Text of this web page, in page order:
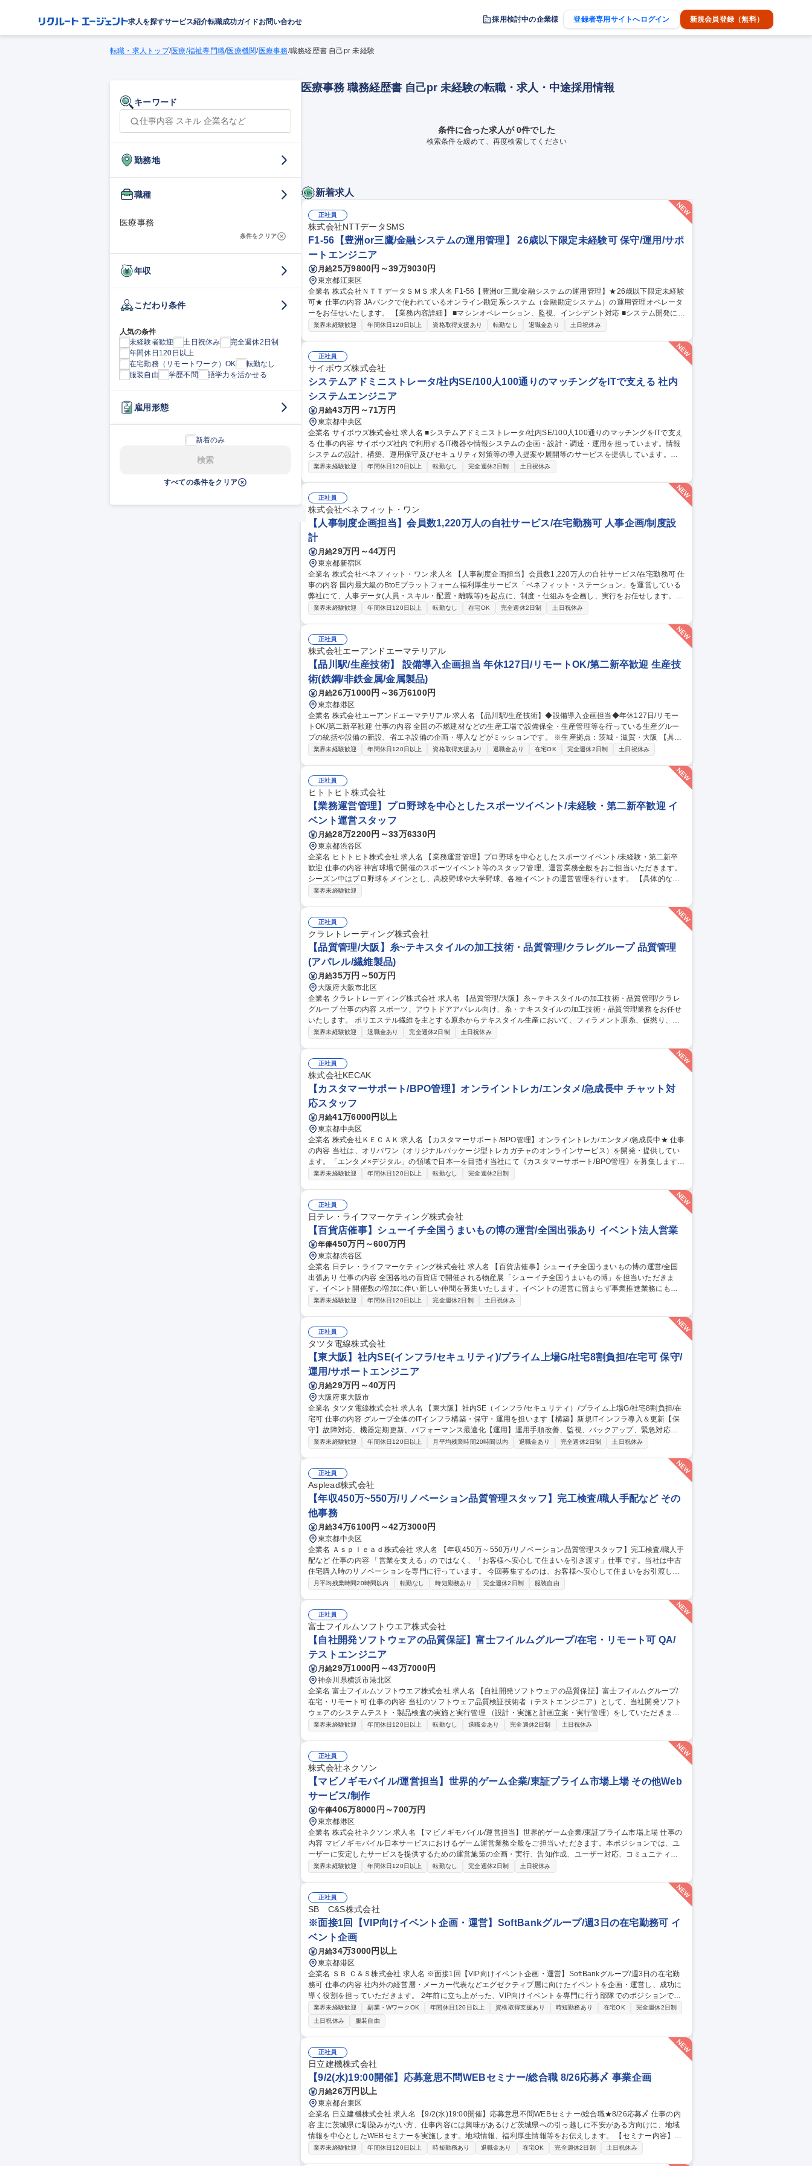
求人を探すサービス紹介転職成功ガイドお問い合わせ 採用検討中の企業様 登録者専用サイトへログイン 新規会員登録（無料）
転職・求人トップ/医療/福祉専門職/医療機関/医療事務/職務経歴書 自己pr 未経験
キーワード
勤務地
職種
医療事務
条件をクリア
年収
こだわり条件
人気の条件
未経験者歓迎
土日祝休み
完全週休2日制
年間休日120日以上
在宅勤務（リモートワーク）OK
転勤なし
服装自由
学歴不問 語学力を活かせる
雇用形態
新着のみ
検索
すべての条件をクリア
医療事務 職務経歴書 自己pr 未経験の転職・求人・中途採用情報
条件に合った求人が 0件でした
検索条件を緩めて、再度検索してください
新着求人
正社員
株式会社NTTデータSMS
F1-56【豊洲or三鷹/金融システムの運用管理】 26歳以下限定未経験可 保守/運用/サポ
ートエンジニア
月給25万9800円～39万9030円
東京都江東区
企業名 株式会社ＮＴＴデータＳＭＳ 求人名 F1-56【豊洲or三鷹/金融システムの運用管理】★26歳以下限定未経験
可★ 仕事の内容 JAバンクで使われているオンライン勘定系システム（金融勘定システム）の運用管理オペレータ
ーをお任せいたします。 【業務内容詳細】 ■マシンオペレーション、監視、インシデント対応 ■システム開発に伴
う運用受け入れ推進 ■改善活動、各種報告書作成 【業務の魅力】 ITILに基づいた大規模金融システムの運用業務
業界未経験歓迎 年間休日120日以上 資格取得支援あり 転勤なし 退職金あり 土日祝休み
正社員
サイボウズ株式会社
システムアドミニストレータ/社内SE/100人100通りのマッチングをITで支える 社内
システムエンジニア
月給43万円～71万円
東京都中央区
企業名 サイボウズ株式会社 求人名 ■システムアドミニストレータ/社内SE/100人100通りのマッチングをITで支え
る 仕事の内容 サイボウズ社内で利用するIT機器や情報システムの企画・設計・調達・運用を担っています。情報
システムの設計、構築、運用保守及びセキュリティ対策等の導入提案や展開等のサービスを提供しています。
【業務内容】■サイボウズの働き方を支えるITシステムの設計/構築/運用保守■社内用IaaS/SaaS/Idpの設計/構築/運
※当社の企業理念を実現するための社内環境づくり、つまり「チームワークあふれる“会社”を創る」ために「いつ
でも、どこでも、誰とでも、最高の仕事ができるITを提供する」をミッションとしています 募集職種 ■システムア
ドミニストレータ/社内SE/100人100通りのマッチングをITで支える
業界未経験歓迎 年間休日120日以上 転勤なし 完全週休2日制 土日祝休み
正社員
株式会社ベネフィット・ワン
【人事制度企画担当】会員数1,220万人の自社サービス/在宅勤務可 人事企画/制度設
計
月給29万円～44万円
東京都新宿区
企業名 株式会社ベネフィット・ワン 求人名 【人事制度企画担当】会員数1,220万人の自社サービス/在宅勤務可 仕
事の内容 国内最大級のBtoEプラットフォーム福利厚生サービス「ベネフィット・ステーション」を運営している
弊社にて、人事データ(人員・スキル・配置・離職等)を起点に、制度・仕組みを企画し、実行をお任せします。
【詳細】■人事制度(等級・評価・報酬等)の企画・改定・運用■要員計画・人員管理の高度化、モニタリング■人事
事発令・データ管理■人事システム運用改善■雇用契約管理■労務相談・リスク対応※ご経験が少ない場合は育成し
ていきますのでご安心ください※経験に応じ給与や勤怠、福利厚生制度の運用実務もお任せ。 募集職種 【人事制
度企画担当】会員数1,220万人の自社サービス/在宅勤務可
業界未経験歓迎 年間休日120日以上 転勤なし 在宅OK 完全週休2日制 土日祝休み
正社員
株式会社エーアンドエーマテリアル
【品川駅/生産技術】 設備導入企画担当 年休127日/リモートOK/第二新卒歓迎 生産技
術(鉄鋼/非鉄金属/金属製品)
月給26万1000円～36万6100円
東京都港区
企業名 株式会社エーアンドエーマテリアル 求人名 【品川駅/生産技術】◆設備導入企画担当◆年休127日/リモー
トOK/第二新卒歓迎 仕事の内容 全国の不燃建材などの生産工場で設備保全・生産管理等を行っている生産グルー
プの統括や設備の新設、省エネ設備の企画・導入などがミッションです。 ※生産拠点：茨城・滋賀・大阪 【具体
的には】工事や設備リニューアルの審査・稟議対応／新しい省エネ・省人設備などの検討・紹介・導入／新設備
◆設備導入企画担当◆年休127日/リモートOK/第二新卒歓迎
業界未経験歓迎 年間休日120日以上 資格取得支援あり 退職金あり 在宅OK 完全週休2日制 土日祝休み
正社員
ヒトトヒト株式会社
【業務運営管理】プロ野球を中心としたスポーツイベント/未経験・第二新卒歓迎 イ
ベント運営スタッフ
月給28万2200円～33万6330円
東京都渋谷区
企業名 ヒトトヒト株式会社 求人名 【業務運営管理】プロ野球を中心としたスポーツイベント/未経験・第二新卒
歓迎 仕事の内容 神宮球場で開催のスポーツイベント等のスタッフ管理、運営業務全般をおご担当いただきます。
シーズン中はプロ野球をメインとし、高校野球や大学野球、各種イベントの運営管理を行います。 【具体的な業
務】 ・各担当エリアのマネジメント（スタッフ・整備・物販・イベント） ・アルバイトの手配、現場での指示だ
験の方も安心です！ 募集職種 【業務運営管理】プロ野球を中心としたスポーツイベント/未経験・第二新卒歓迎
業界未経験歓迎
正社員
クラレトレーディング株式会社
【品質管理/大阪】糸~テキスタイルの加工技術・品質管理/クラレグループ 品質管理
(アパレル/繊維製品)
月給35万円～50万円
大阪府大阪市北区
企業名 クラレトレーディング株式会社 求人名 【品質管理/大阪】糸～テキスタイルの加工技術・品質管理/クラレ
グループ 仕事の内容 スポーツ、アウトドアアパレル向け、糸・テキスタイルの加工技術・品質管理業務をお任せ
いたします。 ポリエステル繊維を主とする原糸からテキスタイル生産において、フィラメント原糸、仮撚り、紡
績、織、編、染などの協力外注工場と連携し、加工技術対応や品質管理に従事。 ■出張：主に国内 3回前後/月。海
業界未経験歓迎 退職金あり 完全週休2日制 土日祝休み
正社員
株式会社KECAK
【カスタマーサポート/BPO管理】オンライントレカ/エンタメ/急成長中 チャット対
応スタッフ
月給41万6000円以上
東京都中央区
企業名 株式会社ＫＥＣＡＫ 求人名 【カスタマーサポート/BPO管理】オンライントレカ/エンタメ/急成長中★ 仕事
の内容 当社は、オリパワン（オリジナルパッケージ型トレカガチャのオンラインサービス）を開発・提供してい
ます。「エンタメ×デジタル」の領域で日本一を目指す当社にて《カスタマーサポート/BPO管理》を募集します！
社内CSチームの一員としてBPO（外部委託先）の管理・育成をご担当。品質管理や教育、社内連携を通じサービ
新 ■対応品質モニタリング・SLA/KPI管理 ■トレーニング実施・フィードバック 【仕事の魅力】急成長組織でCS
の仕組み化に挑戦でき、ユーザーの熱量を直に感じながら体験価値向上に貢献できます。 募集職種 【カスタマー
サポート/BPO管理】オンライントレカ/エンタメ/急成長中★
業界未経験歓迎 年間休日120日以上 転勤なし 完全週休2日制
正社員
日テレ・ライフマーケティング株式会社
【百貨店催事】シューイチ全国うまいもの博の運営/全国出張あり イベント法人営業
年俸450万円～600万円
東京都渋谷区
企業名 日テレ・ライフマーケティング株式会社 求人名 【百貨店催事】シューイチ全国うまいもの博の運営/全国
出張あり 仕事の内容 全国各地の百貨店で開催される物産展「シューイチ全国うまいもの博」を担当いただきま
す。イベント開催数の増加に伴い新しい仲間を募集いたします。イベントの運営に留まらず事業推進業務にも携
わっていただきます ■「シューイチ全国うまいもの博」の運営 ※メイン業務 1.イベントへの出店社誘致および管
シューイチ全国うまいもの博の運営/全国出張あり
業界未経験歓迎 年間休日120日以上 完全週休2日制 土日祝休み
正社員
タツタ電線株式会社
【東大阪】社内SE(インフラ/セキュリティ)/プライム上場G/社宅8割負担/在宅可 保守/
運用/サポートエンジニア
月給29万円～40万円
大阪府東大阪市
企業名 タツタ電線株式会社 求人名 【東大阪】社内SE（インフラ/セキュリティ）/プライム上場G/社宅8割負担/在
宅可 仕事の内容 グループ全体のITインフラ構築・保守・運用を担います【構築】新規ITインフラ導入＆更新【保
守】故障対応、機器定期更新、パフォーマンス最適化【運用】運用手順改善、監視、バックアップ、緊急対応、
ヘルプデスク 一般的なシステム開発は対応せず、主にサーバ、セキュリティ、ネットワーク、IT端末管理をお願
MS(ISO/IEC 22301)関連 ・ITベンダー対応（製品調査・購入・納品対応、営業・技術担当とのやりとり等） ・新
規ITソリューションの調査、導入検討 ・外注パートナー対応（問題点の整理と説明、成果物のレビュー） 募集職
種 【東大阪】社内SE（インフラ/セキュリティ）/プライム上場G/社宅8割負担/在宅可
業界未経験歓迎 年間休日120日以上 月平均残業時間20時間以内 退職金あり 完全週休2日制 土日祝休み
正社員
Asplead株式会社
【年収450万~550万/リノベーション品質管理スタッフ】完工検査/職人手配など その
他事務
月給34万6100円～42万3000円
東京都中央区
企業名 Ａｓｐｌｅａｄ株式会社 求人名 【年収450万～550万/リノベーション品質管理スタッフ】完工検査/職人手
配など 仕事の内容 「営業を支える」のではなく、「お客様へ安心して住まいを引き渡す」仕事です。当社は中古
住宅購入時のリノベーションを専門に行っています。 今回募集するのは、お客様へ安心して住まいをお引渡しす
るために 欠かせない品質管理・現場サポートスタッフです。工事がスムーズに進むよう現場を支え、施工品質を
■職人への是正依頼■是正工事の日程調整■工事申請書類の作成・提出 ■近隣へのご挨拶■キーボックスの回収など
★外回りが中心/社用車で現場を巡回します。iPad支給で現場でも書類作成や写真管理が可能です。 募集職種 【年
収450万～550万/リノベーション品質管理スタッフ】完工検査/職人手配など
月平均残業時間20時間以内 転勤なし 時短勤務あり 完全週休2日制 服装自由
正社員
富士フイルムソフトウエア株式会社
【自社開発ソフトウェアの品質保証】富士フイルムグループ/在宅・リモート可 QA/
テストエンジニア
月給29万1000円～43万7000円
神奈川県横浜市港北区
企業名 富士フイルムソフトウエア株式会社 求人名 【自社開発ソフトウェアの品質保証】富士フイルムグループ/
在宅・リモート可 仕事の内容 当社のソフトウェア品質検証技術者（テストエンジニア）として、当社開発ソフト
ウェアのシステムテスト・製品検査の実施と実行管理 （設計・実施と計画立案・実行管理）をしていただきま
す。 【業務詳細】品質・効率（ex. テスト自動化）の向上や、今後のCloud/AI/IoT/DevOps時代のテスト・品質保
【自社開発ソフトウェアの品質保証】富士フイルムグループ/在宅・リモート可
業界未経験歓迎 年間休日120日以上 転勤なし 退職金あり 完全週休2日制 土日祝休み
正社員
株式会社ネクソン
【マビノギモバイル/運営担当】世界的ゲーム企業/東証プライム市場上場 その他Web
サービス/制作
年俸406万8000円～700万円
東京都港区
企業名 株式会社ネクソン 求人名 【マビノギモバイル/運営担当】世界的ゲーム企業/東証プライム市場上場 仕事の
内容 マビノギモバイル日本サービスにおけるゲーム運営業務全般をご担当いただきます。本ポジションでは、ユ
ーザーに安定したサービスを提供するための運営施策の企画・実行、告知作成、ユーザー対応、コミュニティ運
営 など、Liveサービス運営に関わる幅広い業務をご担当いただきます。 また、ゲーム内イベントと連動したSNS
場
業界未経験歓迎 年間休日120日以上 転勤なし 完全週休2日制 土日祝休み
正社員
SB C&S株式会社
※面接1回【VIP向けイベント企画・運営】SoftBankグループ/週3日の在宅勤務可 イ
ベント企画
月給34万3000円以上
東京都港区
企業名 ＳＢ Ｃ＆Ｓ株式会社 求人名 ※面接1回【VIP向けイベント企画・運営】SoftBankグループ/週3日の在宅勤
務可 仕事の内容 社内外の経営層・メーカー代表などエグゼクティブ層に向けたイベントを企画・運営し、成功に
導く役割を担っていただきます。 2年前に立ち上がった、VIP向けイベントを専門に行う部隊でのポジションで
す。イベント開催回数も年々増加傾向にあり、より多くの方々に感動と体験を届けるため、組織体制の強化に向
けた採用となります。 【詳細】社内外の各種イベントの企画・運営サポート、VIPイベントの進行管理、イベント
当日の運営・調整、関係各所とのコミュニケーション等 募集職種 ※面接1回【VIP向けイベント企画・運営】Soft
Bankグループ/週3日の在宅勤務可
業界未経験歓迎 副業・WワークOK 年間休日120日以上 資格取得支援あり 時短勤務あり 在宅OK
完全週休2日制
土日祝休み
服装自由
正社員
日立建機株式会社
【9/2(水)19:00開催】応募意思不問WEBセミナー/総合職 8/26応募〆 事業企画
月給26万円以上
東京都台東区
企業名 日立建機株式会社 求人名 【9/2(水)19:00開催】応募意思不問WEBセミナー/総合職★8/26応募〆 仕事の内
容 主に茨城県に馴染みがない方、仕事内容には興味があるけど茨城県への引っ越しに不安がある方向けに、地域
情報を中心としたWEBセミナーを実施します。地域情報、福利厚生情報等をお伝えします。 【セミナー内容】■
地域説明、周辺施設情報を中心にお伝えし、住宅相場や実際に社員がどの地域に住んでどのような生活をしてい
業界未経験歓迎 年間休日120日以上 時短勤務あり 退職金あり 在宅OK 完全週休2日制 土日祝休み